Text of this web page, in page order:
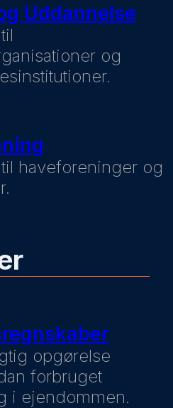
Uddannelse
og
haveforeninger og
opgørelse
forbruget
i ejendommen.